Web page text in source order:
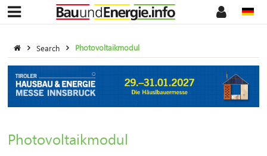
Search Photovoltaikmodul
Photovoltaikmodul